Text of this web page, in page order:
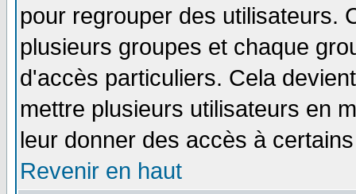
pour regrouper des utilisateurs.
plusieurs groupes et chaque
d'accès particuliers. Cela
mettre plusieurs utilisateurs en
leur donner des accès à
Revenir en haut